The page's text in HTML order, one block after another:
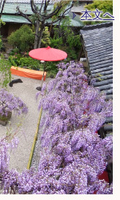
本文へ